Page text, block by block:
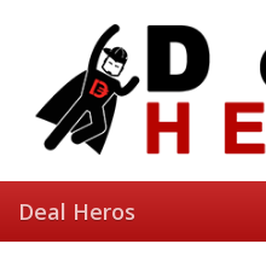
Deal Heros